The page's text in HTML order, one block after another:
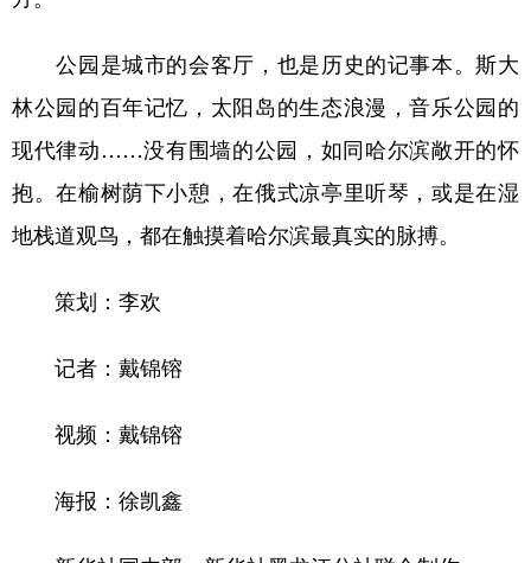
公园是城市的会客厅，也是历史的记事本。斯大
林公园的百年记忆，太阳岛的生态浪漫，音乐公园的
现代律动……没有围墙的公园，如同哈尔滨敞开的怀
抱。在榆树荫下小憩，在俄式凉亭里听琴，或是在湿
地栈道观鸟，都在触摸着哈尔滨最真实的脉搏。
策划：李欢
记者：戴锦镕
视频：戴锦镕
海报：徐凯鑫